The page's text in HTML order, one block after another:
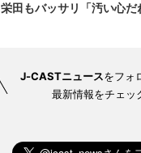
栄田もバッサリ「汚い心だ
J-CASTニュースをフォ
最新情報をチェッ